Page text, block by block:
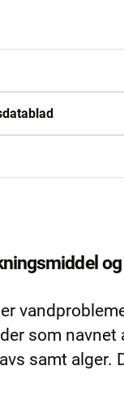
som
samt alger.